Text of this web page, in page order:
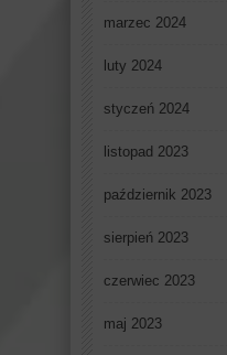
marzec 2024
luty 2024
styczeń 2024
listopad 2023
październik 2023
sierpień 2023
czerwiec 2023
maj 2023